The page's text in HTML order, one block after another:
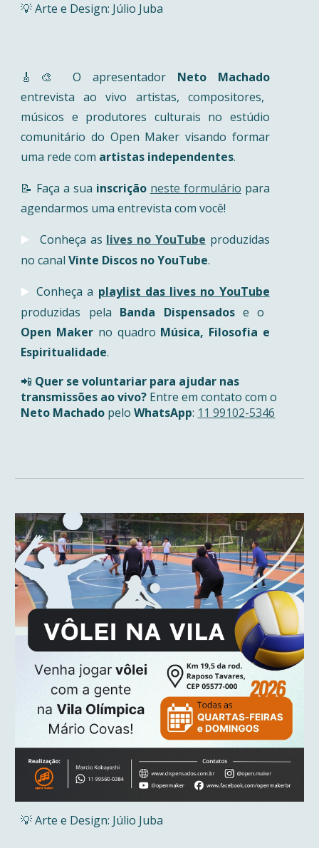
💡 Arte e Design: Júlio Juba
🎸🎨 O apresentador Neto Machado
entrevista ao vivo artistas, compositores,
músicos e produtores culturais no estúdio
comunitário do Open Maker visando formar
uma rede com artistas independentes.
📝 Faça a sua inscrição neste formulário para
agendarmos uma entrevista com você!
▶️ Conheça as lives no YouTube produzidas
no canalVinte Discos no YouTube.
▶️ Conheça a playlist das lives no YouTube
produzidas pela Banda Dispensadose o
Open Maker no quadro Música, Filosofia e
Espiritualidade.
📲 Quer se voluntariar para ajudar nas
transmissões ao vivo? Entre em contato como
Neto Machado peloWhatsApp: 11 99102-5346
💡 Arte e Design: Júlio Juba